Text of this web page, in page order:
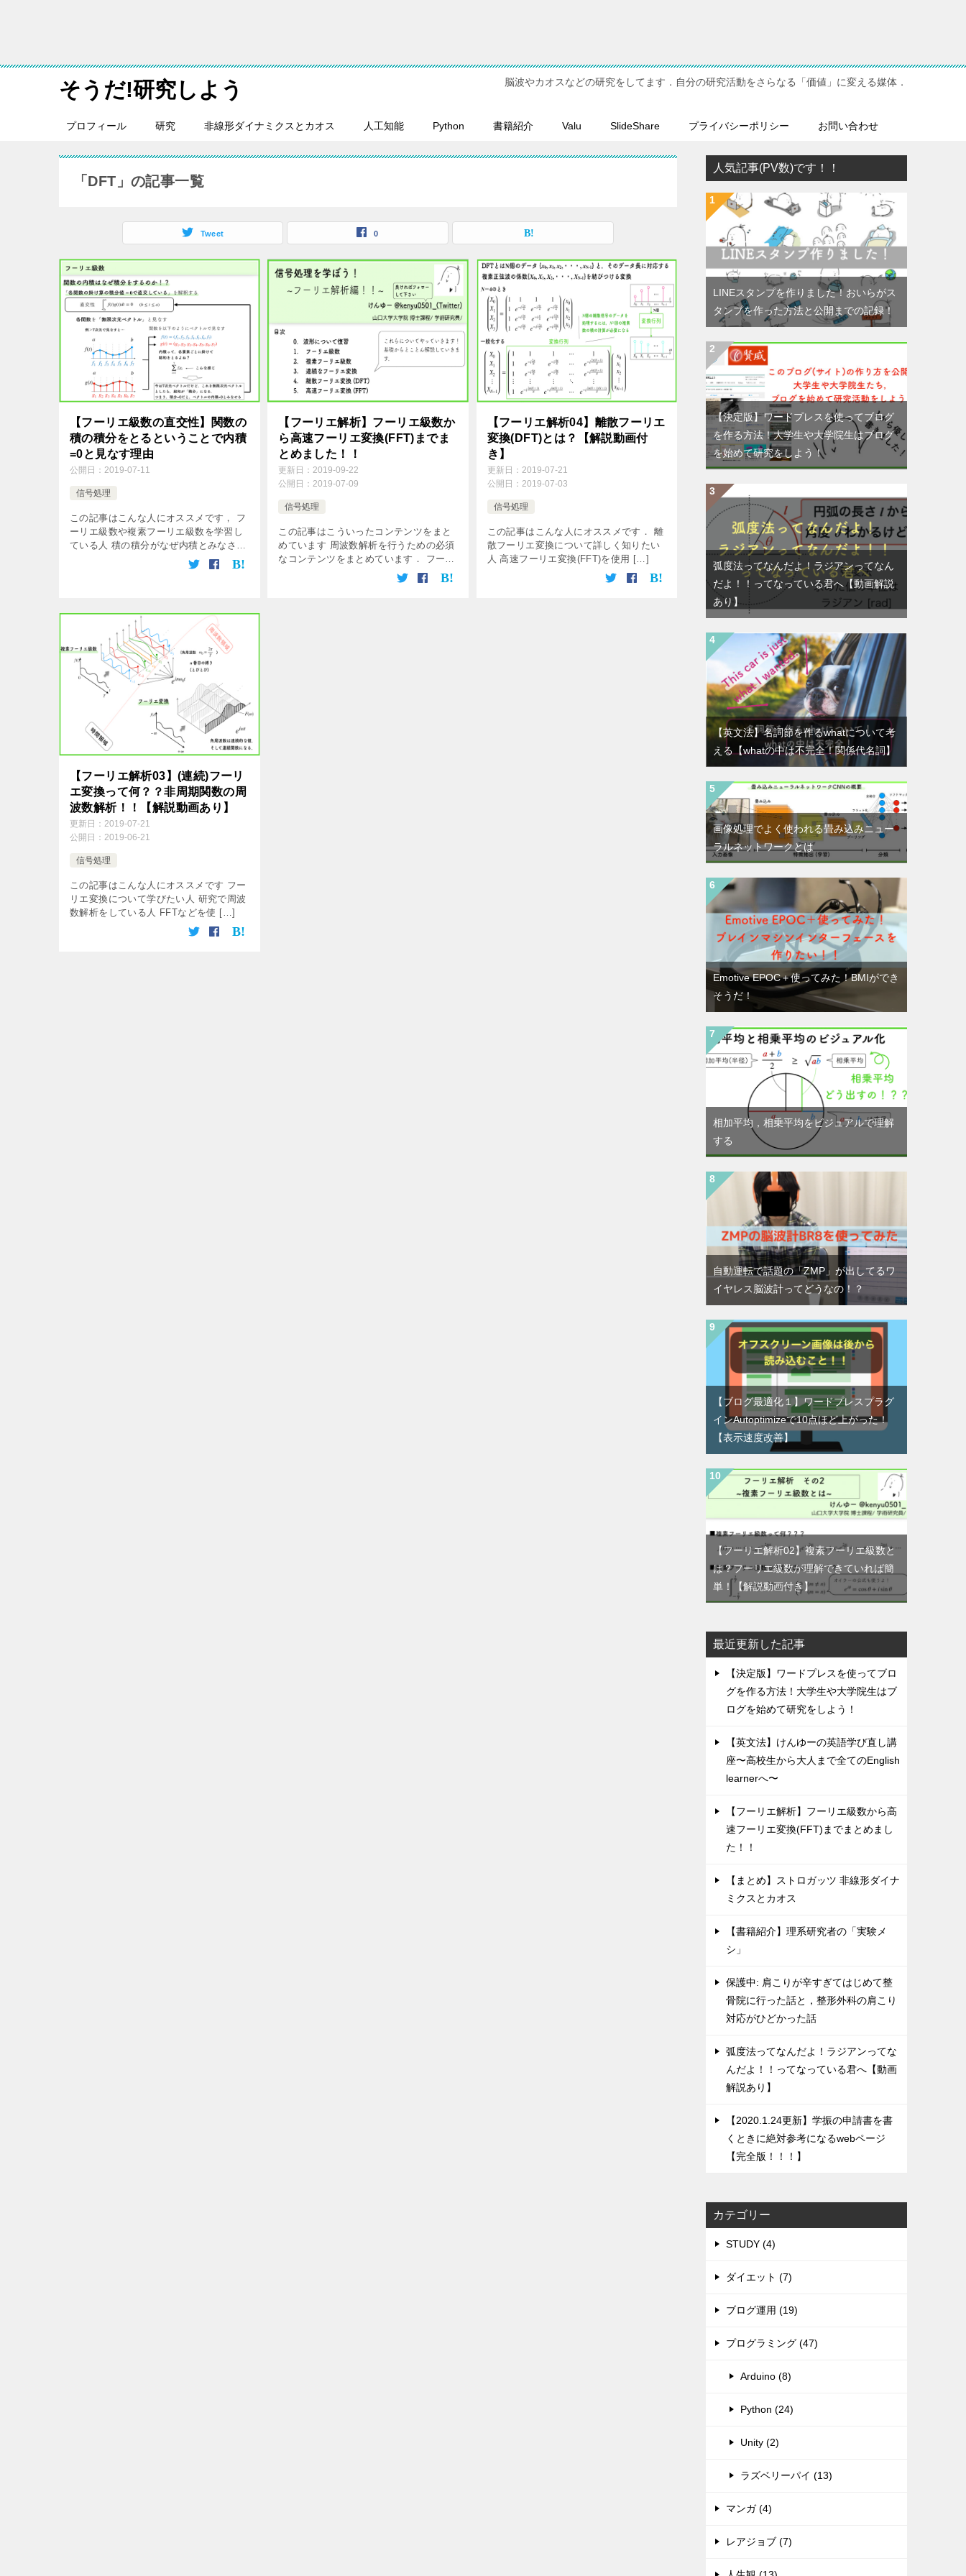
そうだ!研究しよう 脳波やカオスなどの研究をしてます．自分の研究活動をさらなる「価値」に変える媒体．
プロフィール 研究 非線形ダイナミクスとカオス 人工知能 Python 書籍紹介 Valu SlideShare プライバシーポリシー お問い合わせ
「DFT」の記事一覧
Tweet 0
【フーリエ級数の直交性】関数の
積の積分をとるということで内積
=0と見なす理由
公開日： 2019-07-11
信号処理
この記事はこんな人にオススメです， フ
ーリエ級数や複素フーリエ級数を学習し
ている人 積の積分がなぜ内積とみなさ
【フーリエ解析】フーリエ級数か
ら高速フーリエ変換(FFT)までま
とめました！！
更新日：2019-09-22
公開日：2019-07-09
信号処理
この記事はこういったコンテンツをまと
めています 周波数解析を行うための必須
なコンテンツをまとめています． フー
【フーリエ解析04】離散フーリエ
変換(DFT)とは？【解説動画付
き】
更新日： 2019-07-21
公開日： 2019-07-03
信号処理
この記事はこんな人にオススメです． 離
散フーリエ変換について詳しく知りたい
人 高速フーリエ変換(FFT)を使用 […]
【フーリエ解析03】(連続)フーリ
エ変換って何？？非周期関数の周
波数解析！！【解説動画あり】
更新日： 2019-07-21
公開日： 2019-06-21
信号処理
この記事はこんな人にオススメです フー
リエ変換について学びたい人 研究で周波
数解析をしている人 FFTなどを使 […]
人気記事(PV数)です！！
LINEスタンプを作りました！おいらがス
タンプを作った方法と公開までの記録！
【決定版】ワードプレスを使ってブログ
を作る方法！大学生や大学院生はブログ
を始めて研究をしよう！
弧度法ってなんだよ！ラジアンってなん
だよ！！ってなっている君へ【動画解説
あり】
【英文法】名詞節を作るwhatについて考
える【whatの中は不完全！関係代名詞】
画像処理でよく使われる畳み込みニュー
ラルネットワークとは
Emotive EPOC＋使ってみた！BMIができ
そうだ！
相加平均，相乗平均をビジュアルで理解
する
自動運転で話題の「ZMP」が出してるワ
イヤレス脳波計ってどうなの！？
【ブログ最適化１】ワードプレスプラグ
インAutoptimizeで10点ほど上がった！
【表示速度改善】
【フーリエ解析02】複素フーリエ級数と
は？フーリエ級数が理解できていれば簡
単！【解説動画付き】
最近更新した記事
【決定版】ワードプレスを使ってブロ
グを作る方法！大学生や大学院生はブ
ログを始めて研究をしよう！
【英文法】けんゆーの英語学び直し講
座〜高校生から大人まで全てのEnglish
learnerへ〜
【フーリエ解析】フーリエ級数から高
速フーリエ変換(FFT)までまとめまし
た！！
【まとめ】ストロガッツ 非線形ダイナ
ミクスとカオス
【書籍紹介】理系研究者の「実験メ
シ」
保護中: 肩こりが辛すぎてはじめて整
骨院に行った話と，整形外科の肩こり
対応がひどかった話
弧度法ってなんだよ！ラジアンってな
んだよ！！ってなっている君へ【動画
解説あり】
【2020.1.24更新】学振の申請書を書
くときに絶対参考になるwebページ
【完全版！！！】
カテゴリー
STUDY (4)
ダイエット (7)
ブログ運用 (19)
プログラミング (47)
Arduino (8)
Python (24)
Unity (2)
ラズベリーパイ (13)
マンガ (4)
レアジョブ (7)